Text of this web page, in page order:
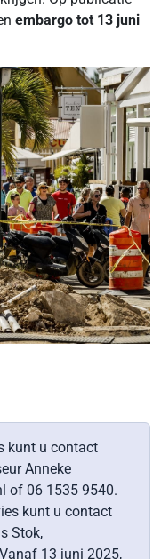
embargo tot 13 juni
kunt u contact
Anneke
of 06 1535 9540.
kunt u contact
Stok,
13 juni 2025,